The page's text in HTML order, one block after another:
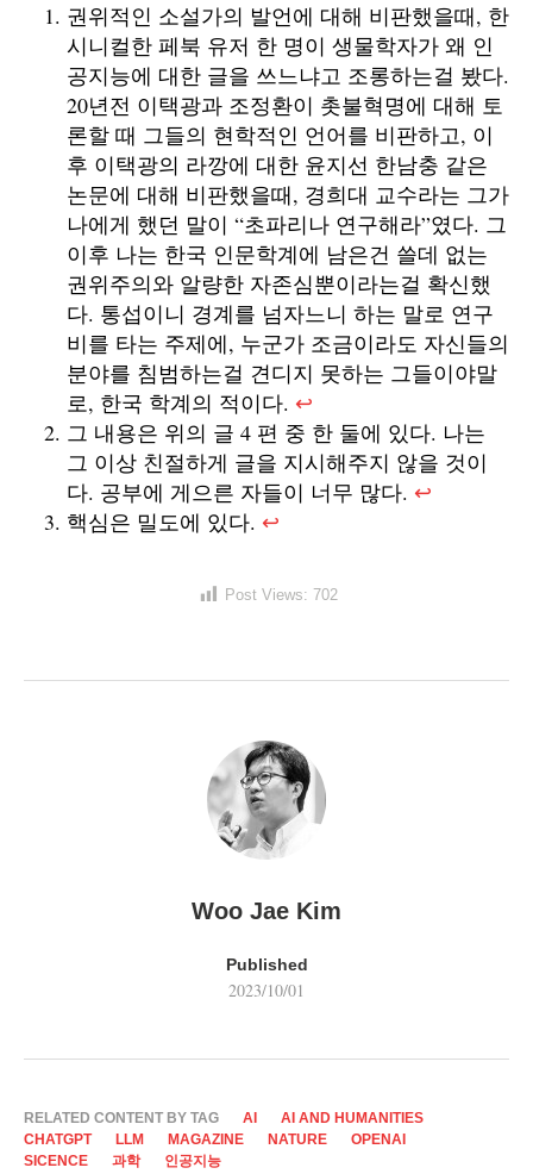
권위적인 소설가의 발언에 대해 비판했을때, 한
시니컬한 페북 유저 한 명이 생물학자가 왜 인
공지능에 대한 글을 쓰느냐고 조롱하는걸 봤다.
20년전 이택광과 조정환이 촛불혁명에 대해 토
론할 때 그들의 현학적인 언어를 비판하고, 이
후 이택광의 라깡에 대한 윤지선 한남충 같은
논문에 대해 비판했을때, 경희대 교수라는 그가
나에게 했던 말이 “초파리나 연구해라”였다. 그
이후 나는 한국 인문학계에 남은건 쓸데 없는
권위주의와 알량한 자존심뿐이라는걸 확신했
다. 통섭이니 경계를 넘자느니 하는 말로 연구
비를 타는 주제에, 누군가 조금이라도 자신들의
분야를 침범하는걸 견디지 못하는 그들이야말
로, 한국 학계의 적이다. ↩︎
그 내용은 위의 글 4 편 중 한 둘에 있다. 나는
그 이상 친절하게 글을 지시해주지 않을 것이
다. 공부에 게으른 자들이 너무 많다. ↩︎
핵심은 밀도에 있다. ↩︎
Post Views: 702
Woo Jae Kim
Published
2023/10/01
RELATED CONTENT BY TAG AI
AI AND HUMANITIES
CHATGPT
LLM MAGAZINE NATURE
OPENAI
SICENCE
과학 인공지능